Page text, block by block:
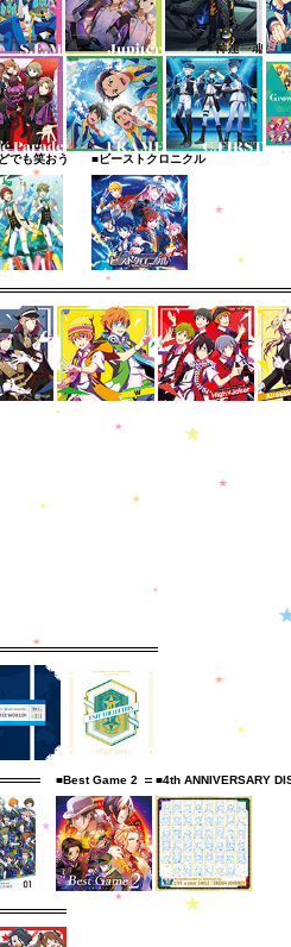
でも笑おう ■ビーストクロニクル
■Best Game 2 ■4th ANNIVERSARY